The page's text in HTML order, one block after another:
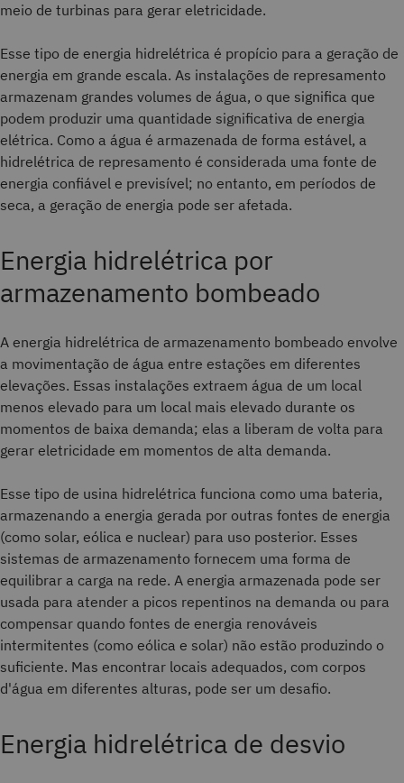
meio de turbinas para gerar eletricidade.
Esse tipo de energia hidrelétrica é propício para a geração de
energia em grande escala. As instalações de represamento
armazenam grandes volumes de água, o que significa que
podem produzir uma quantidade significativa de energia
elétrica. Como a água é armazenada de forma estável, a
hidrelétrica de represamento é considerada uma fonte de
energia confiável e previsível; no entanto, em períodos de
seca, a geração de energia pode ser afetada.
Energia hidrelétrica por
armazenamento bombeado
A energia hidrelétrica de armazenamento bombeado envolve
a movimentação de água entre estações em diferentes
elevações. Essas instalações extraem água de um local
menos elevado para um local mais elevado durante os
momentos de baixa demanda; elas a liberam de volta para
gerar eletricidade em momentos de alta demanda.
Esse tipo de usina hidrelétrica funciona como uma bateria,
armazenando a energia gerada por outras fontes de energia
(como solar, eólica e nuclear) para uso posterior. Esses
sistemas de armazenamento fornecem uma forma de
equilibrar a carga na rede. A energia armazenada pode ser
usada para atender a picos repentinos na demanda ou para
compensar quando fontes de energia renováveis
intermitentes (como eólica e solar) não estão produzindo o
suficiente. Mas encontrar locais adequados, com corpos
d'água em diferentes alturas, pode ser um desafio.
Energia hidrelétrica de desvio